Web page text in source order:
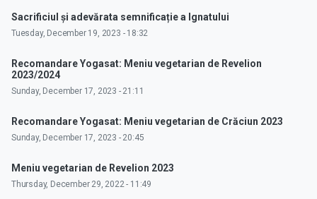
Sacrificiul și adevărata semnificație a Ignatului
Tuesday, December 19, 2023 - 18:32
Recomandare Yogasat: Meniu vegetarian de Revelion
2023/2024
Sunday, December 17, 2023 - 21:11
Recomandare Yogasat: Meniu vegetarian de Crăciun 2023
Sunday, December 17, 2023 - 20:45
Meniu vegetarian de Revelion 2023
Thursday, December 29, 2022 - 11:49